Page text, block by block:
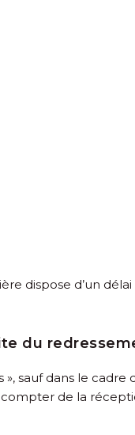
dispose d’un
du
sauf dans le cadre
de la